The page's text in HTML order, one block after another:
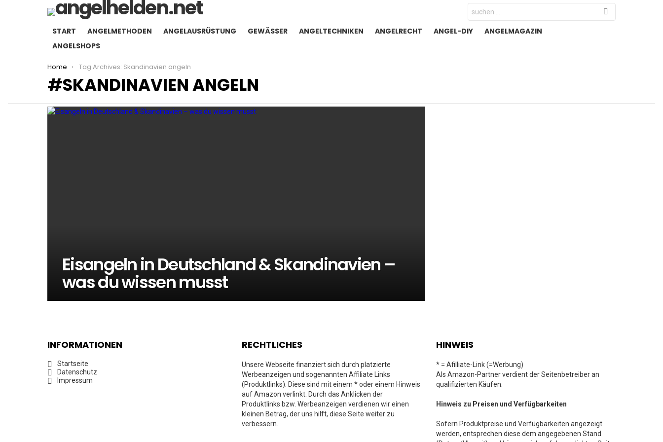
Search
for:
START ANGELMETHODEN ANGELAUSRÜSTUNG GEWÄSSER ANGELTECHNIKEN ANGELRECHT ANGEL-DIY
ANGELMAGAZIN
ANGELSHOPS
You are here:
Home Tag Archives: Skandinavien angeln
SKANDINAVIEN ANGELN
LATEST
STORIES
Eisangeln in Deutschland & Skandinavien –
was du wissen musst
INFORMATIONEN
Startseite
Datenschutz
Impressum
RECHTLICHES
Unsere Webseite finanziert sich durch platzierte
Werbeanzeigen und sogenannten Affiliate Links
(Produktlinks). Diese sind mit einem * oder einem Hinweis
auf Amazon verlinkt. Durch das Anklicken der
Produktlinks bzw. Werbeanzeigen verdienen wir einen
kleinen Betrag, der uns hilft, diese Seite weiter zu
verbessern.
HINWEIS
* = Afilliate-Link (=Werbung)
Als Amazon-Partner verdient der Seitenbetreiber an
qualifizierten Käufen.
Hinweis zu Preisen und Verfügbarkeiten
Sofern Produktpreise und Verfügbarkeiten angezeigt
werden, entsprechen diese dem angegebenen Stand